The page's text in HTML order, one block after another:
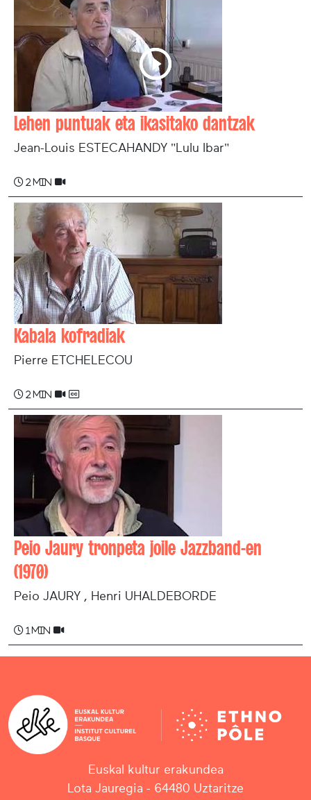
Lehen puntuak eta ikasitako dantzak
Jean-Louis ESTECAHANDY "Lulu Ibar"
2 min
Kabala kofradiak
Pierre ETCHELECOU
2 min
Peio Jaury tronpeta joile Jazzband-en
(1970)
Peio JAURY , Henri UHALDEBORDE
1 min
Euskal kultur erakundea
Lota Jauregia - 64480 Uztaritze